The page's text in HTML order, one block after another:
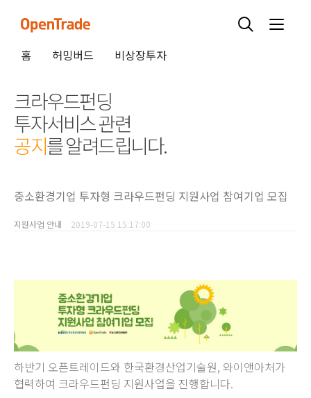
홈 허밍버드 비상장투자
크라우드펀딩
투자서비스 관련
공지를 알려드립니다.
중소환경기업 투자형 크라우드펀딩 지원사업 참여기업 모집
지원사업 안내 2019-07-15 15:17:00
하반기 오픈트레이드와 한국환경산업기술원, 와이앤아처가
협력하여 크라우드펀딩 지원사업을 진행합니다.